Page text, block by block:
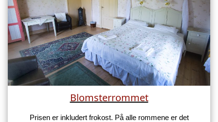
Blomsterrommet
Prisen er inkludert frokost. På alle rommene er det